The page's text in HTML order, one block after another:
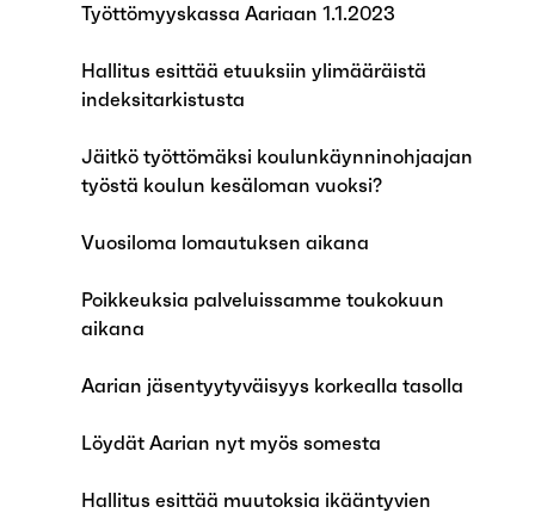
Työttömyyskassa Aariaan 1.1.2023
Hallitus esittää etuuksiin ylimääräistä
indeksitarkistusta
Jäitkö työttömäksi koulunkäynninohjaajan
työstä koulun kesäloman vuoksi?
Vuosiloma lomautuksen aikana
Poikkeuksia palveluissamme toukokuun
aikana
Aarian jäsentyytyväisyys korkealla tasolla
Löydät Aarian nyt myös somesta
Hallitus esittää muutoksia ikääntyvien